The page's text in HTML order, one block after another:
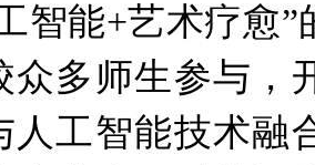
能+艺术疗愈”
众多师生参与，
人工智能技术融